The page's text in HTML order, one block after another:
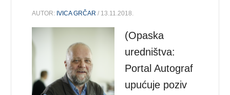
AUTOR: IVICA GRČAR / 13.11.2018.
(Opaska
uredništva:
Portal Autograf
upućuje poziv